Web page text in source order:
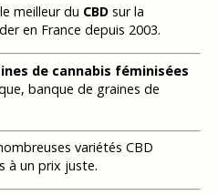
meilleur du CBDsur la
en France depuis 2003.
de cannabis féminisées
banque de graines de
variétés CBD
à un prix juste.